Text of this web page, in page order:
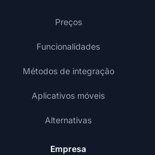
Preços
Funcionalidades
Métodos de integração
Aplicativos móveis
Alternativas
Empresa